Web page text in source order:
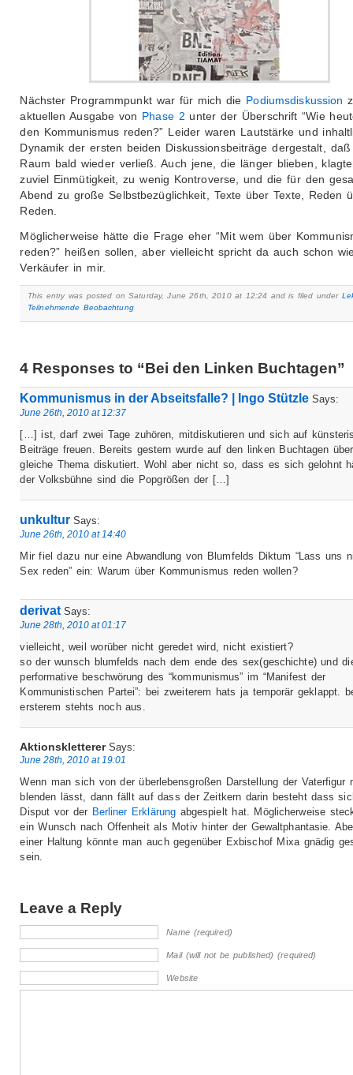
Nächster Programmpunkt war für mich die Podiumsdiskussion
aktuellen Ausgabe von Phase 2 unter der Überschrift “Wie
den Kommunismus reden?” Leider waren Lautstärke und
Dynamik der ersten beiden Diskussionsbeiträge dergestalt,
Raum bald wieder verließ. Auch jene, die länger blieben,
zuviel Einmütigkeit, zu wenig Kontroverse, und die für den
Abend zu große Selbstbezüglichkeit, Texte über Texte, Reden
Reden.
Möglicherweise hätte die Frage eher “Mit wem über
reden?” heißen sollen, aber vielleicht spricht da auch schon
Verkäufer in mir.
This entry was posted on Saturday, June 26th, 2010 at 12:24 and is filed under
Teilnehmende Beobachtung
4 Responses to “Bei den Linken Buchtagen”
Kommunismus in der Abseitsfalle? | Ingo Stützle Says:
June 26th, 2010 at 12:37
[…] ist, darf zwei Tage zuhören, mitdiskutieren und sich auf
Beiträge freuen. Bereits gestern wurde auf den linken Buchtagen
gleiche Thema diskutiert. Wohl aber nicht so, dass es sich gelohnt
der Volksbühne sind die Popgrößen der […]
unkultur Says:
June 26th, 2010 at 14:40
Mir fiel dazu nur eine Abwandlung von Blumfelds Diktum “Lass uns
Sex reden” ein: Warum über Kommunismus reden wollen?
derivatSays:
June 28th, 2010 at 01:17
vielleicht, weil worüber nicht geredet wird, nicht existiert?
so der wunsch blumfelds nach dem ende des sex(geschichte) und
performative beschwörung des “kommunismus” im “Manifest der
Kommunistischen Partei”: bei zweiterem hats ja temporär geklappt.
ersterem stehts noch aus.
AktionsklettererSays:
June 28th, 2010 at 19:01
Wenn man sich von der überlebensgroßen Darstellung der Vaterfigur
blenden lässt, dann fällt auf dass der Zeitkern darin besteht dass
Disput vor der Berliner Erklärung abgespielt hat. Möglicherweise
ein Wunsch nach Offenheit als Motiv hinter der Gewaltphantasie.
einer Haltung könnte man auch gegenüber Exbischof Mixa gnädig
sein.
Leave a Reply
Name (required)
Mail (will not be published) (required)
Website